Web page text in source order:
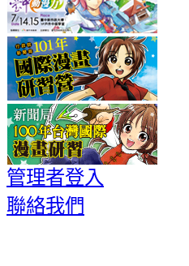
管理者登入
聯絡我們